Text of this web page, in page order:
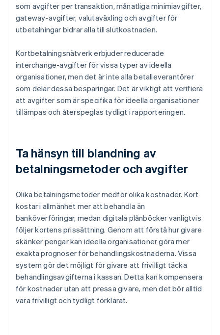
som avgifter per transaktion, månatliga minimiavgifter,
gateway-avgifter, valutaväxling och avgifter för
utbetalningar bidrar alla till slutkostnaden.
Kortbetalningsnätverk erbjuder reducerade
interchange-avgifter för vissa typer av ideella
organisationer, men det är inte alla betalleverantörer
som delar dessa besparingar. Det är viktigt att verifiera
att avgifter som är specifika för ideella organisationer
tillämpas och återspeglas tydligt i rapporteringen.
Ta hänsyn till blandning av
betalningsmetoder och avgifter
Olika betalningsmetoder medför olika kostnader. Kort
kostar i allmänhet mer att behandla än
banköverföringar, medan digitala plånböcker vanligtvis
följer kortens prissättning. Genom att förstå hur givare
skänker pengar kan ideella organisationer göra mer
exakta prognoser för behandlingskostnaderna. Vissa
system gör det möjligt för givare att frivilligt täcka
behandlingsavgifterna i kassan. Detta kan kompensera
för kostnader utan att pressa givare, men det bör alltid
vara frivilligt och tydligt förklarat.